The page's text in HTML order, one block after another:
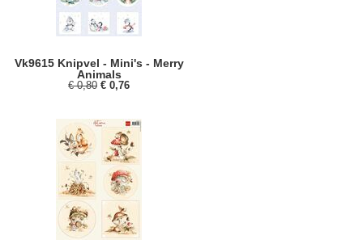
Vk9615 Knipvel - Mini's - Merry
Animals
€ 0,80 € 0,76